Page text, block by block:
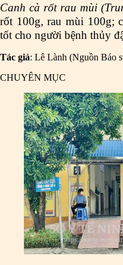
Canh cà rốt rau mùi
rốt 100g, rau mùi 100g;
tốt cho người bệnh thủy
Tác giả: Lê Lành (Nguồn Báo
CHUYÊN MỤC